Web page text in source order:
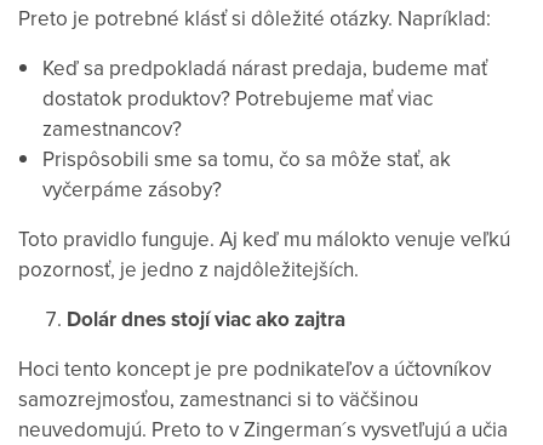
Preto je potrebné klásť si dôležité otázky. Napríklad:
Keď sa predpokladá nárast predaja, budeme mať
dostatok produktov? Potrebujeme mať viac
zamestnancov?
Prispôsobili sme sa tomu, čo sa môže stať, ak
vyčerpáme zásoby?
Toto pravidlo funguje. Aj keď mu málokto venuje veľkú
pozornosť, je jedno z najdôležitejších.
Dolár dnes stojí viac ako zajtra
Hoci tento koncept je pre podnikateľov a účtovníkov
samozrejmosťou, zamestnanci si to väčšinou
neuvedomujú. Preto to v Zingerman´s vysvetľujú a učia